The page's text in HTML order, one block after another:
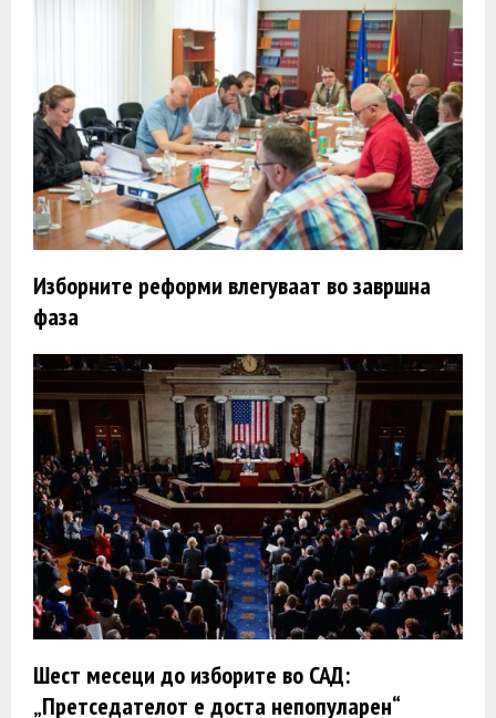
Изборните реформи влегуваат во завршна
фаза
Шест месеци до изборите во САД:
„Претседателот е доста непопуларен“